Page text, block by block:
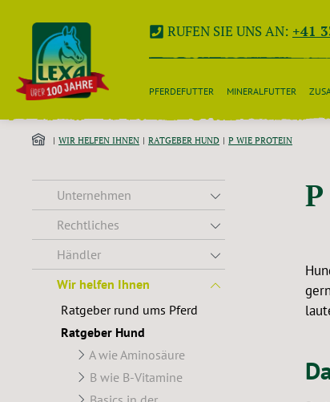
Hauptinhalt springen
Zur Suche springen
Zur Hauptnavigation springen
RUFEN SIE UNS AN: +41
PFERDEFUTTER MINERALFUTTER
WIR HELFEN IHNEN RATGEBER HUND P WIE PROTEIN
Unternehmen
Rechtliches
Händler
Wir helfen Ihnen
Ratgeber rund ums Pferd
Ratgeber Hund
A wie Aminosäure
B wie B-Vitamine